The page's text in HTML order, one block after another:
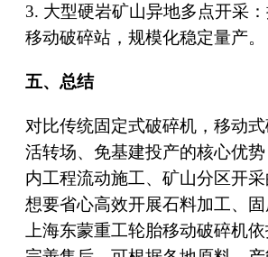
3. 大型硬岩矿山异地多点开采
移动破碎站，规模化稳定量产。
五、总结
对比传统固定式破碎机，移动
活转场、免基建投产的核心优
内工程流动施工、矿山分区开采
想要省心高效开展石料加工、固
上海东蒙重工轮胎移动破碎机